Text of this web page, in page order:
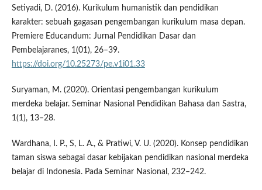
Setiyadi, D. (2016). Kurikulum humanistik dan pendidikan
karakter: sebuah gagasan pengembangan kurikulum masa depan.
Premiere Educandum: Jurnal Pendidikan Dasar dan
Pembelajaranes, 1(01), 26–39.
https://doi.org/10.25273/pe.v1i01.33
Suryaman, M. (2020). Orientasi pengembangan kurikulum
merdeka belajar. Seminar Nasional Pendidikan Bahasa dan Sastra,
1(1), 13–28.
Wardhana, I. P., S, L. A., & Pratiwi, V. U. (2020). Konsep pendidikan
taman siswa sebagai dasar kebijakan pendidikan nasional merdeka
belajar di Indonesia. Pada Seminar Nasional, 232–242.